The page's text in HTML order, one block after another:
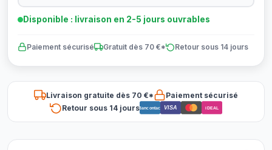
Disponible : livraison en 2-5 jours ouvrables
Paiement sécurisé Gratuit dès 70 €* Retour sous 14 jours
Livraison gratuite dès 70 €*
Paiement sécurisé
Retour sous 14 joursBancontact VISA iDEAL